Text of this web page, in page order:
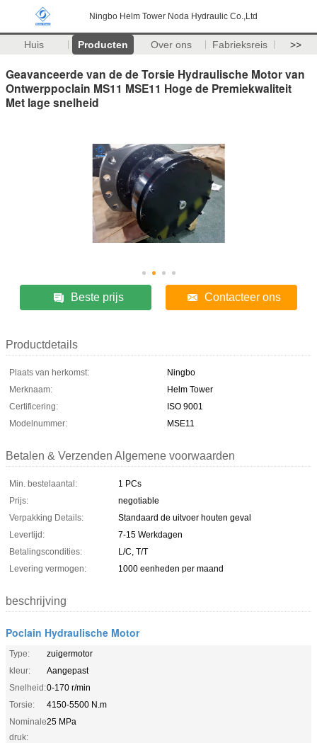
Ningbo Helm Tower Noda Hydraulic Co.,Ltd
Huis Producten Over ons Fabrieksreis >>
Geavanceerde van de de Torsie Hydraulische Motor van
Ontwerppoclain MS11 MSE11 Hoge de Premiekwaliteit
Met lage snelheid
Beste prijs Contacteer ons
Productdetails
Plaats van herkomst:
Ningbo
Merknaam:
Helm Tower
Certificering:
ISO 9001
Modelnummer:
MSE11
Betalen & Verzenden Algemene voorwaarden
Min. bestelaantal:
1 PCs
Prijs:
negotiable
Verpakking Details:
Standaard de uitvoer houten geval
Levertijd:
7-15 Werkdagen
Betalingscondities:
L/C, T/T
Levering vermogen:
1000 eenheden per maand
beschrijving
Poclain Hydraulische Motor
Type:
zuigermotor
kleur:
Aangepast
Snelheid:0-170 r/min
Torsie:
4150-5500 N.m
Nominale
druk:
25 MPa